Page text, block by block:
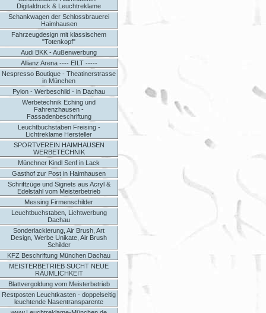
Digitaldruck & Leuchtreklame
Schankwagen der Schlossbrauerei
Haimhausen
Fahrzeugdesign mit klassischem
"Totenkopf"
Audi BKK - Außenwerbung
Allianz Arena ---- EILT -----
Nespresso Boutique - Theatinerstrasse
in München
Pylon - Werbeschild - in Dachau
Werbetechnik Eching und
Fahrenzhausen -
Fassadenbeschriftung
Leuchtbuchstaben Freising -
Lichtreklame Hersteller
SPORTVEREIN HAIMHAUSEN
WERBETECHNIK
Münchner Kindl Senf in Lack
Gasthof zur Post in Haimhausen
Schriftzüge und Signets aus Acryl &
Edelstahl vom Meisterbetrieb
Messing Firmenschilder
Leuchtbuchstaben, Lichtwerbung
Dachau
Sonderlackierung, Air Brush, Art
Design, Werbe Unikate, Air Brush
Schilder
KFZ Beschriftung München Dachau
MEISTERBETRIEB SUCHT NEUE
RÄUMLICHKEIT
Blattvergoldung vom Meisterbetrieb
Restposten Leuchtkasten - doppelseitig
leuchtende Nasentransparente